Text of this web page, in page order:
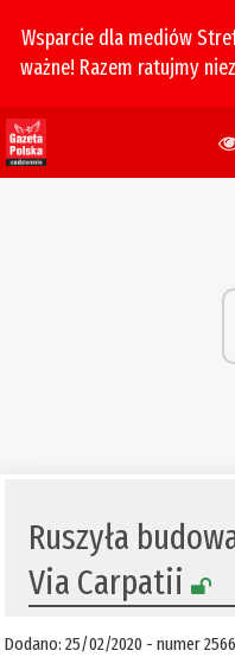
Wsparcie dla mediów
ważne! Razem ratujmy
​Ruszyła
Via Carpatii
Dodano: 25/02/2020 - numer